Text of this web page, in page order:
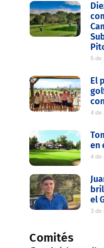
5 de
El
4 de
en
4 de
el
3 de
Comités